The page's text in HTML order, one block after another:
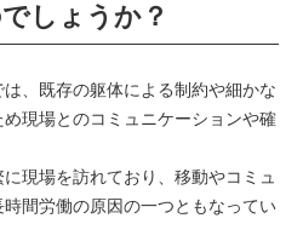
しょうか？
、既存の躯体による制約や細かな
現場とのコミュニケーションや確
現場を訪れており、移動やコミュ
間労働の原因の一つともなってい